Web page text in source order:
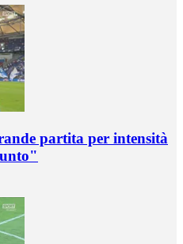
partita per intensità